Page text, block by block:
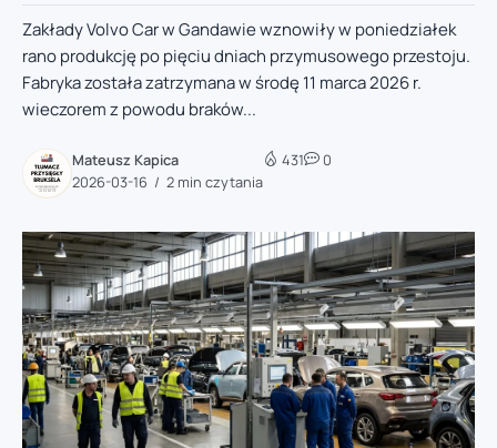
Zakłady Volvo Car w Gandawie wznowiły w poniedziałek
rano produkcję po pięciu dniach przymusowego przestoju.
Fabryka została zatrzymana w środę 11 marca 2026 r.
wieczorem z powodu braków...
Mateusz Kapica
2026-03-16
2 min czytania
431 0